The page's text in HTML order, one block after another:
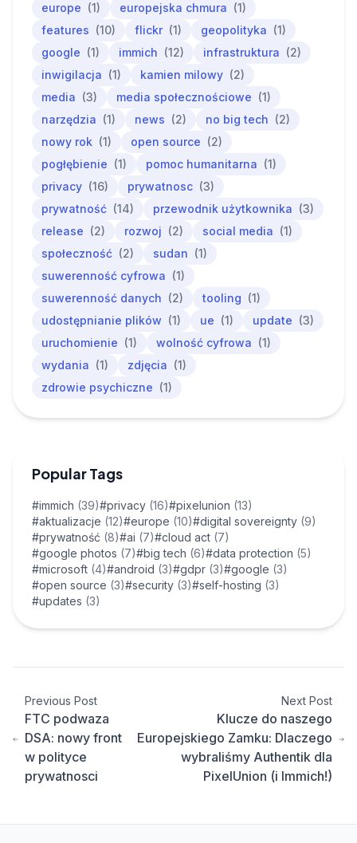
europe (1) europejska chmura (1)
features (10) flickr (1) geopolityka (1)
google (1) immich (12) infrastruktura (2)
inwigilacja (1) kamien milowy (2)
media (3) media społecznościowe (1)
narzędzia (1) news (2) no big tech (2)
nowy rok (1) open source (2)
pogłębienie (1) pomoc humanitarna (1)
privacy (16) prywatnosc (3)
prywatność (14) przewodnik użytkownika (3)
release (2) rozwoj (2) social media (1)
społeczność (2) sudan (1)
suwerenność cyfrowa (1)
suwerenność danych (2) tooling (1)
udostępnianie plików (1) ue (1) update (3)
uruchomienie (1) wolność cyfrowa (1)
wydania (1) zdjęcia (1)
zdrowie psychiczne (1)
Popular Tags
#immich (39)#privacy (16)#pixelunion (13)
#aktualizacje (12)#europe (10)#digital sovereignty (9)
#prywatność (8)#ai (7)#cloud act (7)
#google photos (7)#big tech (6)#data protection (5)
#microsoft (4)#android (3)#gdpr (3)#google (3)
#open source (3)#security (3)#self-hosting (3)
#updates (3)
Previous Post
FTC podwaza
DSA: nowy front
w polityce
prywatnosci
Next Post
Klucze do naszego
Europejskiego Zamku: Dlaczego
wybraliśmy Authentik dla
PixelUnion (i Immich!)